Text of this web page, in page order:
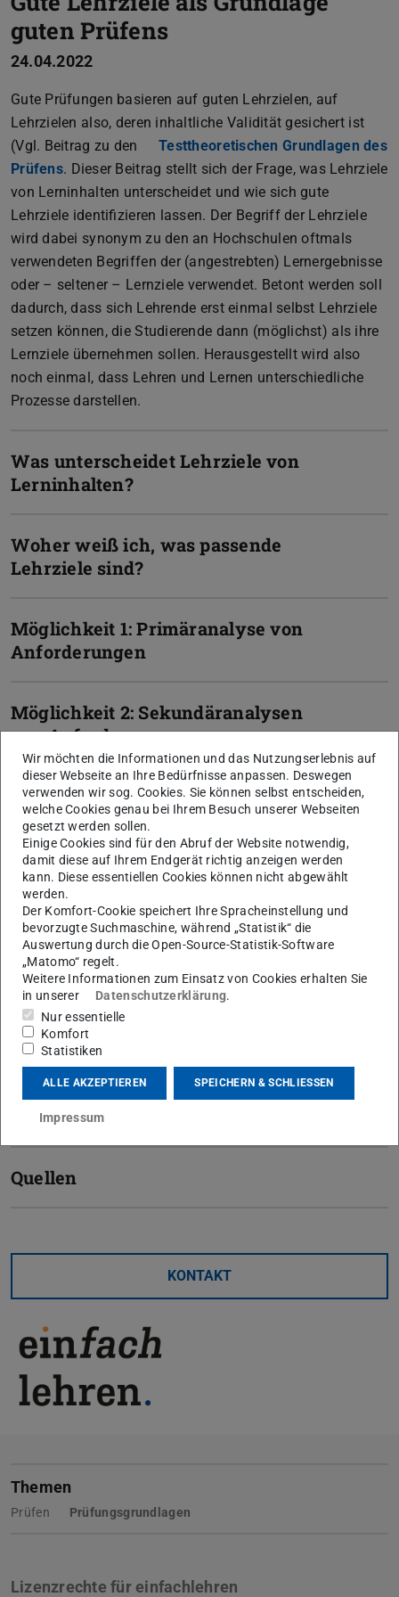
guten Prüfens
24.04.2022
Gute Prüfungen basieren auf guten Lehrzielen, auf
Lehrzielen also, deren inhaltliche Validität gesichert ist
(Vgl. Beitrag zu den
Testtheoretischen Grundlagen des
Prüfens. Dieser Beitrag stellt sich der Frage, was Lehrziele
von Lerninhalten unterscheidet und wie sich gute
Lehrziele identifizieren lassen. Der Begriff der Lehrziele
wird dabei synonym zu den an Hochschulen oftmals
verwendeten Begriffen der (angestrebten) Lernergebnisse
oder – seltener – Lernziele verwendet. Betont werden soll
dadurch, dass sich Lehrende erst einmal selbst Lehrziele
setzen können, die Studierende dann (möglichst) als ihre
Lernziele übernehmen sollen. Herausgestellt wird also
noch einmal, dass Lehren und Lernen unterschiedliche
Prozesse darstellen.
Was unterscheidet Lehrziele von
Lerninhalten?
Woher weiß ich, was passende
Lehrziele sind?
Möglichkeit 1: Primäranalyse von
Anforderungen
Möglichkeit 2: Sekundäranalysen
von Anforderungen
Wann sind Lehrziele gut
formuliert?
Lehrziele beinhalten eine
Verhaltens- und eine
Inhaltskomponente
Was sind typische Fehler beim
Formulieren von Lehrzielen auf
Modul-/Veranstaltungsebene?
Wie lassen sich Kriterien für gute
Lehrziele zusammenfassen?
Quellen
KONTAKT
Themen
Prüfen Prüfungsgrundlagen
Lizenzrechte für einfachlehren
Wir möchten die Informationen und das Nutzungserlebnis auf
dieser Webseite an Ihre Bedürfnisse anpassen. Deswegen
verwenden wir sog. Cookies. Sie können selbst entscheiden,
welche Cookies genau bei Ihrem Besuch unserer Webseiten
gesetzt werden sollen.
Einige Cookies sind für den Abruf der Website notwendig,
damit diese auf Ihrem Endgerät richtig anzeigen werden
kann. Diese essentiellen Cookies können nicht abgewählt
werden.
Der Komfort-Cookie speichert Ihre Spracheinstellung und
bevorzugte Suchmaschine, während „Statistik“ die
Auswertung durch die Open-Source-Statistik-Software
„Matomo“ regelt.
Weitere Informationen zum Einsatz von Cookies erhalten Sie
in unserer
Datenschutzerklärung.
Nur essentielle
Komfort
Statistiken
ALLE AKZEPTIEREN SPEICHERN & SCHLIESSEN
Impressum